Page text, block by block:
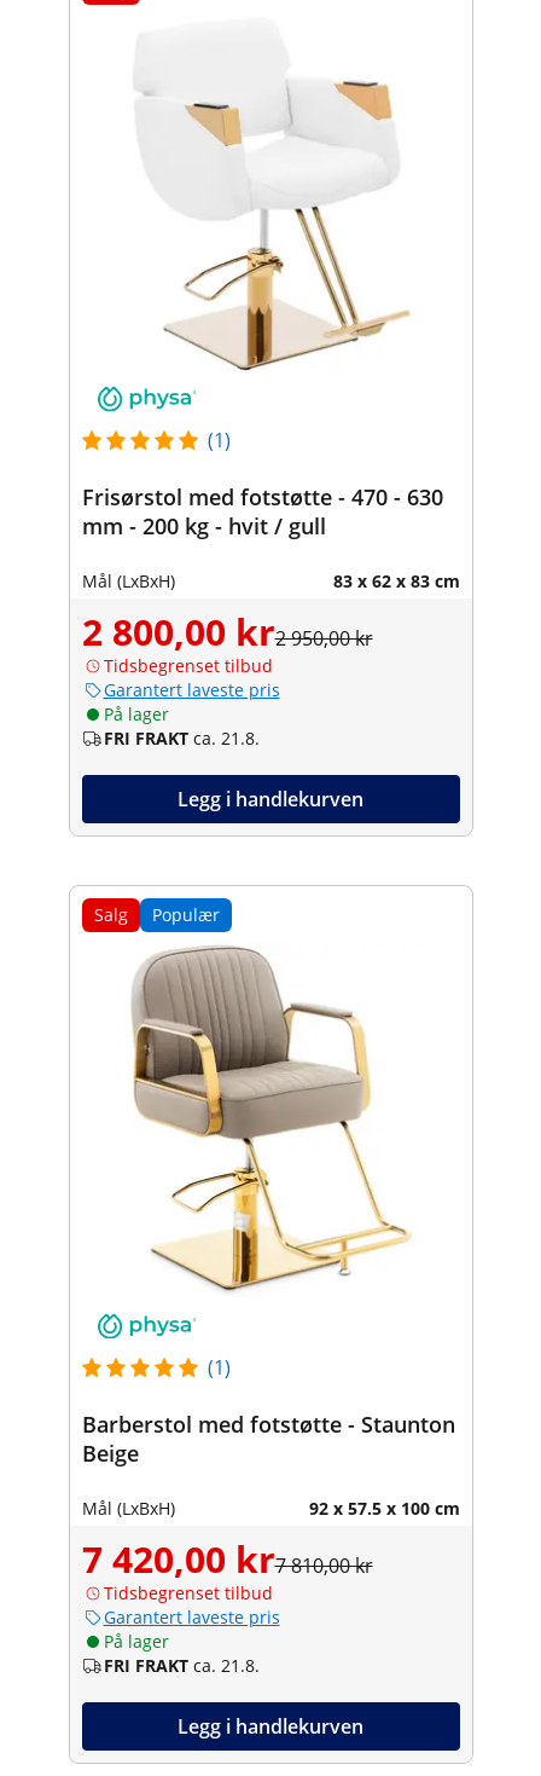
(1)
Frisørstol med fotstøtte - 470 - 630
mm - 200 kg - hvit / gull
Mål (LxBxH) 83 x 62 x 83 cm
2 800,00 kr2 950,00 kr
Tidsbegrenset tilbud
Garantert laveste pris
På lager
FRI FRAKT ca. 21.8.
Legg i handlekurven
Salg Populær
(1)
Barberstol med fotstøtte - Staunton
Beige
Mål (LxBxH) 92 x 57.5 x 100 cm
7 420,00 kr7 810,00 kr
Tidsbegrenset tilbud
Garantert laveste pris
På lager
FRI FRAKT ca. 21.8.
Legg i handlekurven